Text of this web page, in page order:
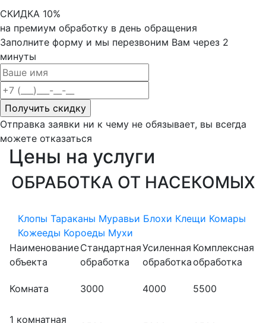
СКИДКА 10%
на премиум обработку в день обращения
Заполните форму и мы перезвоним Вам через 2
минуты
Отправка заявки ни к чему не обязывает, вы всегда
можете отказаться
Цены на услуги
ОБРАБОТКА ОТ НАСЕКОМЫХ
Клопы Тараканы Муравьи Блохи Клещи Комары
Кожееды Короеды Мухи
Наименование
объекта
Стандартная
обработка
Усиленная
обработка
Комплексная
обработка
Комната 3000 4000 5500
1 комнатная